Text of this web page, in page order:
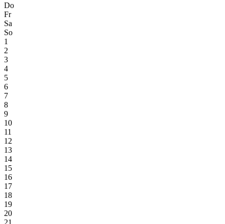
Do
Fr
Sa
So
1
2
3
4
5
6
7
8
9
10
11
12
13
14
15
16
17
18
19
20
21